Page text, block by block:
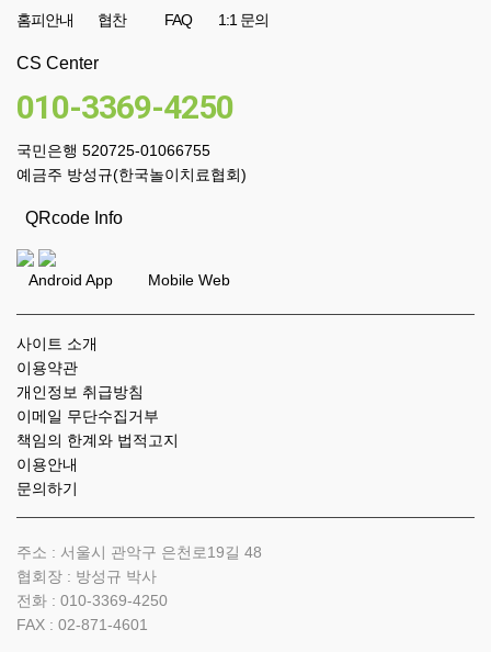
홈피안내 협찬 FAQ 1:1 문의
CS Center
010-3369-4250
국민은행 520725-01066755
예금주 방성규(한국놀이치료협회)
QRcode Info
Android App Mobile Web
사이트 소개
이용약관
개인정보 취급방침
이메일 무단수집거부
책임의 한계와 법적고지
이용안내
문의하기
주소 : 서울시 관악구 은천로19길 48
협회장 : 방성규 박사
전화 : 010-3369-4250
FAX : 02-871-4601